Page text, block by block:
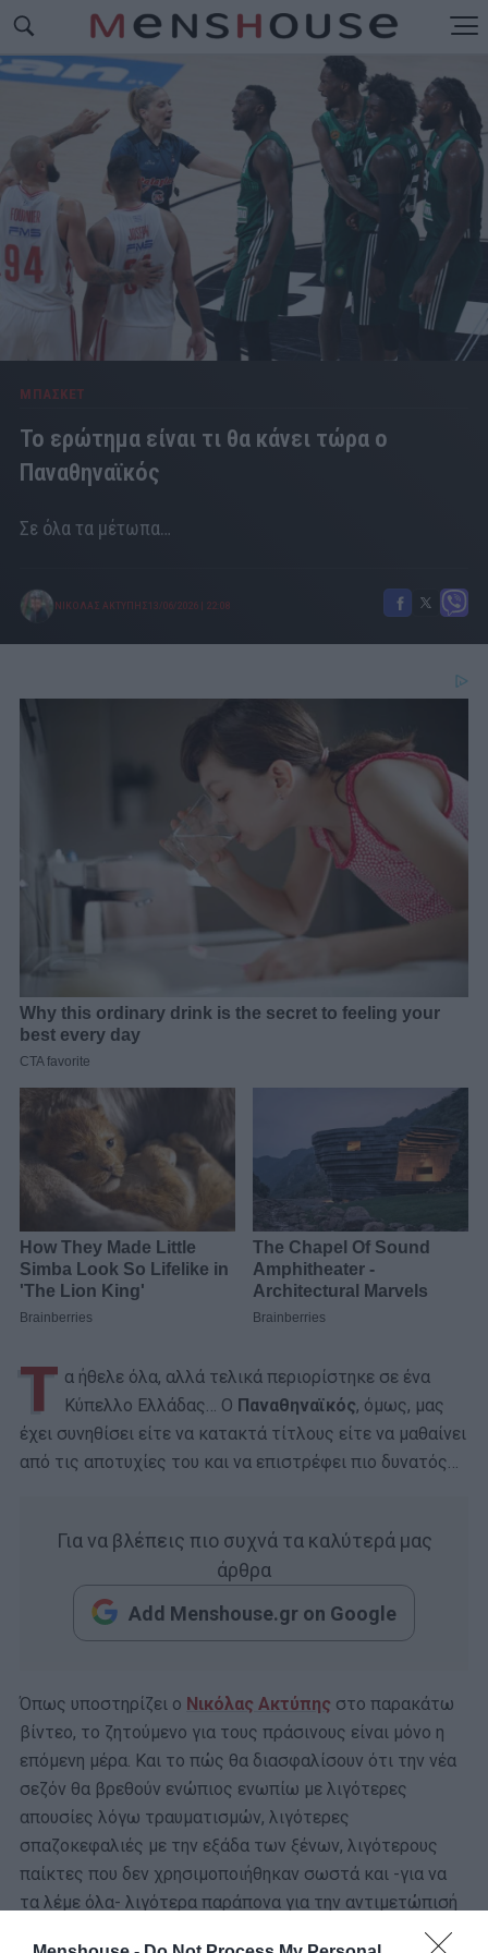
ΜΠΑΣΚΕΤ
Το ερώτημα είναι τι θα κάνει τώρα ο
Παναθηναϊκός
Σε όλα τα μέτωπα…
ΝΙΚΟΛΑΣ ΑΚΤΥΠΗΣ 13/06/2026 22:08
Τ α ήθελε όλα, αλλά τελικά περιορίστηκε σε ένα
Κύπελλο Ελλάδας… Ο Παναθηναϊκός, όμως, μας
έχει συνηθίσει είτε να κατακτά τίτλους είτε να μαθαίνει
από τις αποτυχίες του και να επιστρέφει πιο δυνατός…
Για να βλέπεις πιο συχνά τα καλύτερά μας
άρθρα
Add Menshouse.gr on Google
Όπως υποστηρίζει ο Νικόλας Ακτύπης στο παρακάτω
βίντεο, το ζητούμενο για τους πράσινους είναι μόνο η
επόμενη μέρα. Και το πώς θα διασφαλίσουν ότι την νέα
σεζόν θα βρεθούν ενώπιος ενωπίω με λιγότερες
απουσίες λόγω τραυματισμών, λιγότερες
σπαζοκεφαλιές με την εξάδα των ξένων, λιγότερους
παίκτες που δεν χρησιμοποιήθηκαν σωστά και -για να
τα λέμε όλα- λιγότερα παράπονα για την αντιμετώπισή